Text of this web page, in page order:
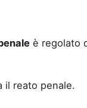
è regolato
il reato penale.